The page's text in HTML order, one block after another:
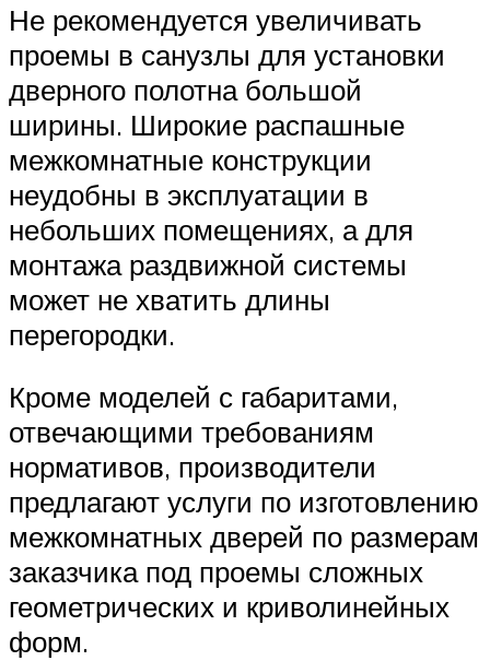
Не рекомендуется увеличивать
проемы в санузлы для установки
дверного полотна большой
ширины. Широкие распашные
межкомнатные конструкции
неудобны в эксплуатации в
небольших помещениях, а для
монтажа раздвижной системы
может не хватить длины
перегородки.
Кроме моделей с габаритами,
отвечающими требованиям
нормативов, производители
предлагают услуги по изготовлению
межкомнатных дверей по размерам
заказчика под проемы сложных
геометрических и криволинейных
форм.